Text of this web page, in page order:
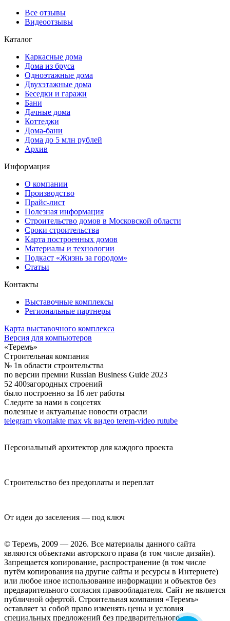
Все отзывы
Видеоотзывы
Каталог
Каркасные дома
Дома из бруса
Одноэтажные дома
Двухэтажные дома
Беседки и гаражи
Бани
Дачные дома
Коттеджи
Дома-бани
Дома до 5 млн рублей
Архив
Информация
О компании
Производство
Прайс-лист
Полезная информация
Строительство домов в Московской области
Сроки строительства
Карта построенных домов
Материалы и технологии
Подкаст «Жизнь за городом»
Статьи
Контакты
Выставочные комплексы
Региональные партнеры
Карта выставочного комплекса
Версия для компьютеров
«Теремъ»
Строительная компания
№ 1в области строительства
по версии премии Russian Business Guide 2023
52 400загородных строений
было построенно за 16 лет работы
Следите за нами в соцсетях
полезные и актуальные новости отрасли
telegram vkontakte max vk видео terem-video rutube
Персональный архитектор для каждого проекта
Строительство без предоплаты и переплат
От идеи до заселения — под ключ
© Теремъ, 2009 — 2026. Все материалы данного сайта
являются объектами авторского права (в том числе дизайн).
Запрещается копирование, распространение (в том числе
путём копирования на другие сайты и ресурсы в Интернете)
или любое иное использование информации и объектов без
предварительного согласия правообладателя. Cайт не является
публичной офертой. Строительная компания «Теремъ»
оставляет за собой право изменять цены и условия
специальных предложений без предварительного